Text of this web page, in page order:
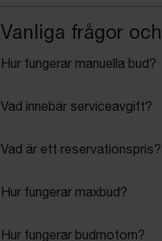
Vanliga frågor
Hur fungerar manuella bud?
Vad innebär serviceavgift?
Vad är ett reservationspris?
Hur fungerar maxbud?
Hur fungerar budmotorn?